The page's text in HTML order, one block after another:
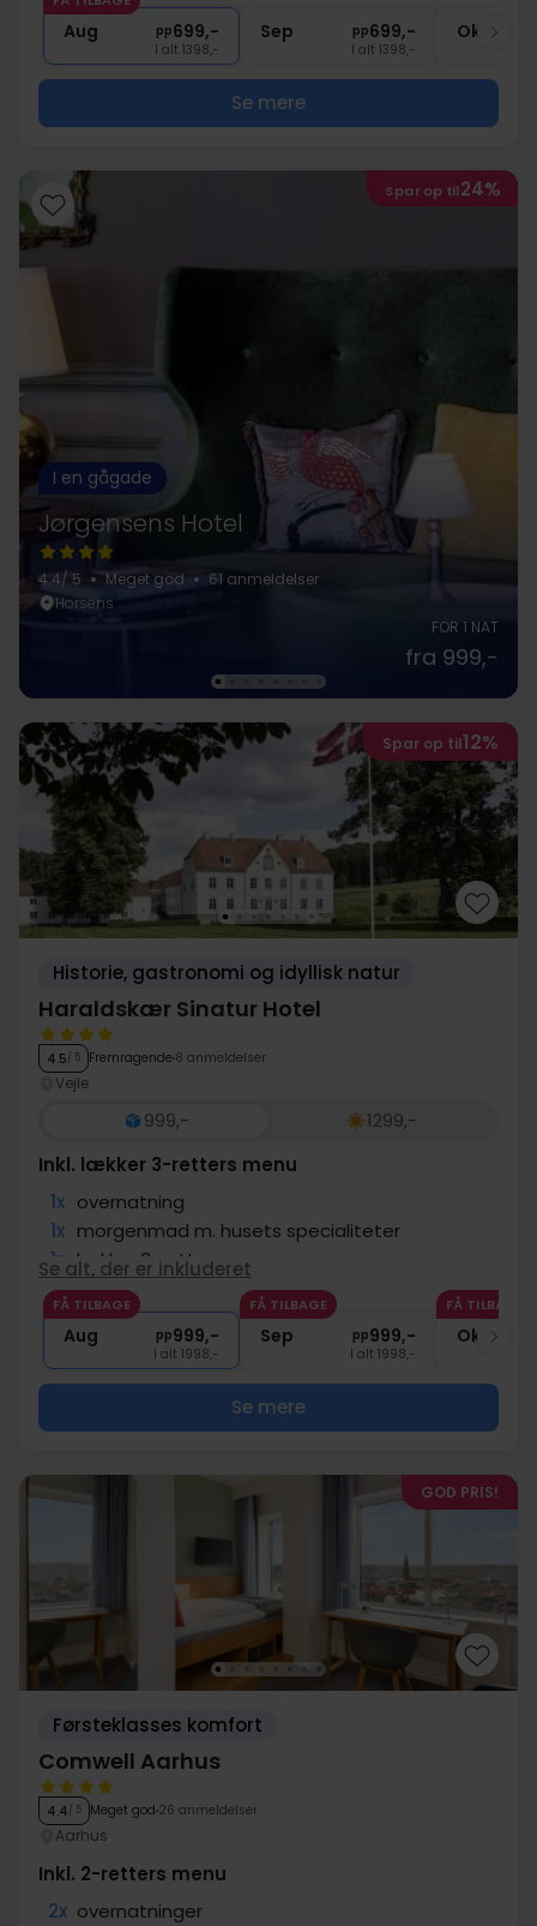
∞ Gratis parkering
Aug pp699,-
I alt 1398,-
Sep pp699,-
I alt 1398,-
Okt
Se mere
Spar op til24%
I en gågade
Jørgensens Hotel
4.4/ 5 Meget god
61 anmeldelser
Horsens
FOR 1 NAT
fra 999,-
Spar op til12%
Historie, gastronomi og idyllisk natur
Haraldskær Sinatur Hotel
4.5/ 5 Fremragende 8 anmeldelser
Vejle
999,-
1299,-
Inkl. lækker 3-retters menu
1x overnatning
1x morgenmad m. husets specialiteter
1x lækker 3-retters menu
∞ Gratis parkering
1x kaffe to go
Se alt, der er inkluderet
FÅ TILBAGE
Aug pp999,-
I alt 1998,-
FÅ TILBAGE
Sep pp999,-
I alt 1998,-
FÅ TILBAGE
Okt
Se mere
GOD PRIS!
Førsteklasses komfort
Comwell Aarhus
4.4/ 5 Meget god 26 anmeldelser
Aarhus
Inkl. 2-retters menu
2x overnatninger